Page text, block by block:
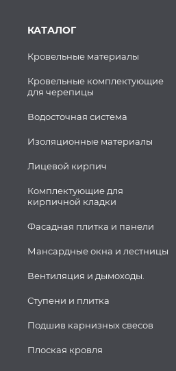
КАТАЛОГ
Кровельные материалы
Кровельные комплектующие
для черепицы
Водосточная система
Изоляционные материалы
Лицевой кирпич
Комплектующие для
кирпичной кладки
Фасадная плитка и панели
Мансардные окна и лестницы
Вентиляция и дымоходы.
Ступени и плитка
Подшив карнизных свесов
Плоская кровля